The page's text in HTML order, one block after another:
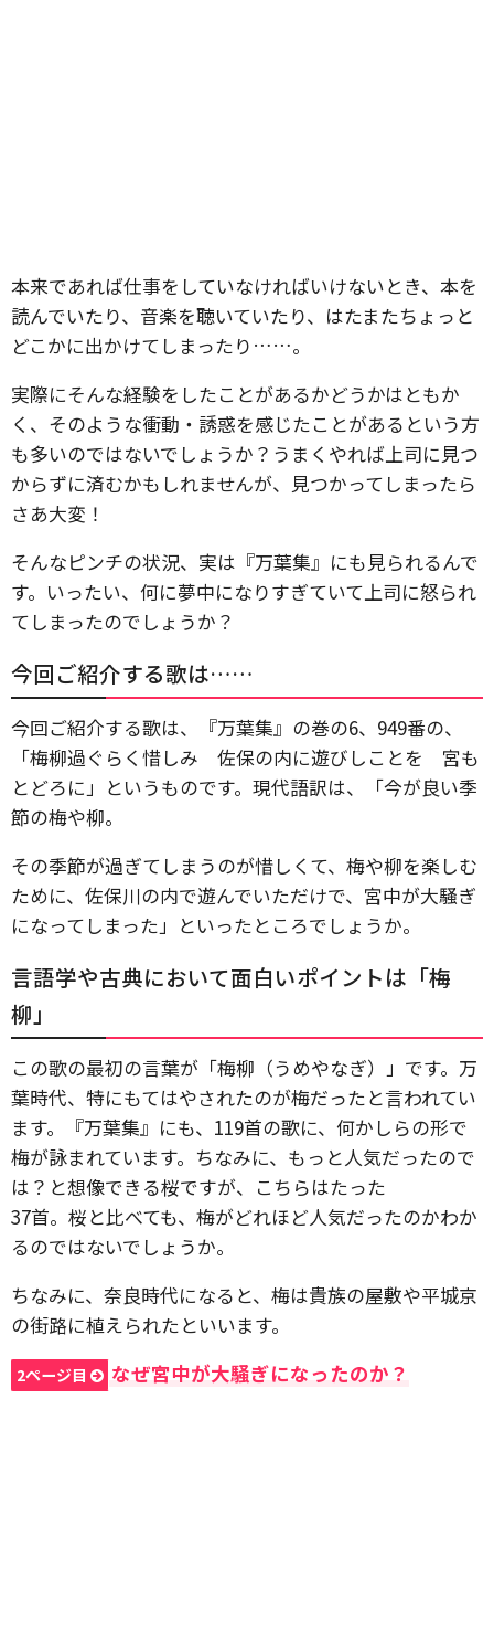
本来であれば仕事をしていなければいけないとき、本を
読んでいたり、音楽を聴いていたり、はたまたちょっと
どこかに出かけてしまったり……。
実際にそんな経験をしたことがあるかどうかはともか
く、そのような衝動・誘惑を感じたことがあるという方
も多いのではないでしょうか？うまくやれば上司に見つ
からずに済むかもしれませんが、見つかってしまったら
さあ大変！
そんなピンチの状況、実は『万葉集』にも見られるんで
す。いったい、何に夢中になりすぎていて上司に怒られ
てしまったのでしょうか？
今回ご紹介する歌は……
今回ご紹介する歌は、『万葉集』の巻の6、949番の、
「梅柳過ぐらく惜しみ 佐保の内に遊びしことを 宮も
とどろに」というものです。現代語訳は、「今が良い季
節の梅や柳。
その季節が過ぎてしまうのが惜しくて、梅や柳を楽しむ
ために、佐保川の内で遊んでいただけで、宮中が大騒ぎ
になってしまった」といったところでしょうか。
言語学や古典において面白いポイントは「梅
柳」
この歌の最初の言葉が「梅柳（うめやなぎ）」です。万
葉時代、特にもてはやされたのが梅だったと言われてい
ます。『万葉集』にも、119首の歌に、何かしらの形で
梅が詠まれています。ちなみに、もっと人気だったので
は？と想像できる桜ですが、こちらはたった
37首。桜と比べても、梅がどれほど人気だったのかわか
るのではないでしょうか。
ちなみに、奈良時代になると、梅は貴族の屋敷や平城京
の街路に植えられたといいます。
2ページ目 なぜ宮中が大騒ぎになったのか？